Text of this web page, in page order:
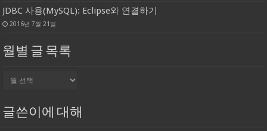
JDBC 사용(MySQL): Eclipse와 연결하기
2016년 7월 21일
월별 글 목록
목
록
글쓴이에 대해